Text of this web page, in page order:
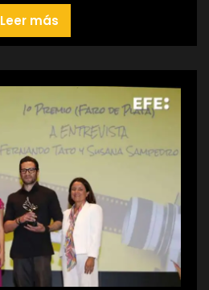
Leer más